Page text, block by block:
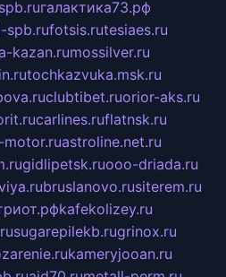
галактика73.рф
spb.rufotsis.rutesiaes.ru
kazan.rumossilver.ru
tochkazvuka.msk.ru
clubtibet.ruorior-aks.ru
carlines.ruflatnsk.ru
motor.ruastroline.net.ru
gidlipetsk.ruooo-driada.ru
bruslanovo.rusiterem.ru
kafekolizey.ru
sugarepilekb.rugrinox.ru
kameryjooan.ru